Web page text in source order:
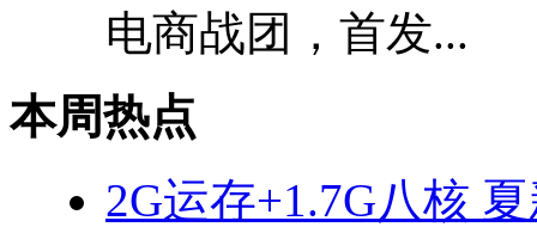
电商战团，首发...
本周热点
2G运存+1.7G八核